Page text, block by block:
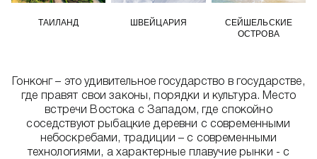
ТАИЛАНД ШВЕЙЦАРИЯ
СЕЙШЕЛЬСКИЕ
ОСТРОВА
Гонконг – это удивительное государство в государстве,
где правят свои законы, порядки и культура. Место
встречи Востока с Западом, где спокойно
соседствуют рыбацкие деревни с современными
небоскребами, традиции – с современными
технологиями, а характерные плавучие рынки - с